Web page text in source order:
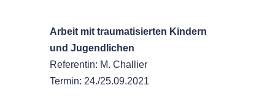
Arbeit mit traumatisierten Kindern
und Jugendlichen
Referentin: M. Challier
Termin: 24./25.09.2021